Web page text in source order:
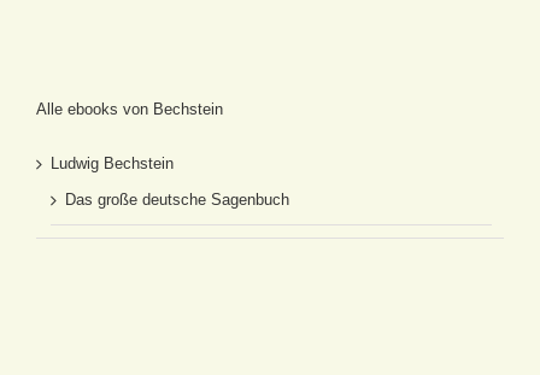
Alle ebooks von Bechstein
Ludwig Bechstein
Das große deutsche Sagenbuch